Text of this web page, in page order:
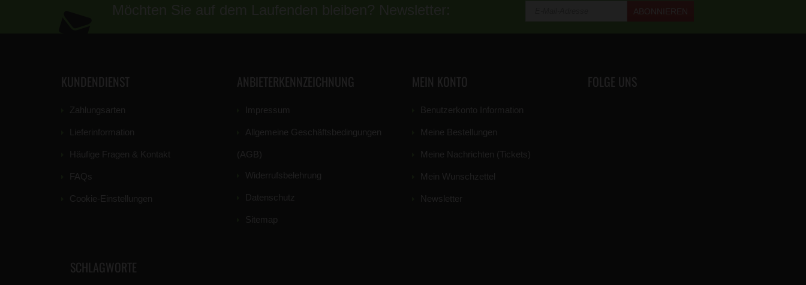
KUNDENDIENST
Zahlungsarten
Lieferinformation
Häufige Fragen & Kontakt
FAQs
Cookie-Einstellungen
ANBIETERKENNZEICHNUNG
Impressum
Allgemeine Geschäftsbedingungen
(AGB)
Widerrufsbelehrung
Datenschutz
Sitemap
MEIN KONTO
Benutzerkonto Information
Meine Bestellungen
Meine Nachrichten (Tickets)
Mein Wunschzettel
Newsletter
FOLGE UNS
SCHLAGWORTE